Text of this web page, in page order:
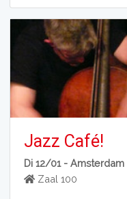
Jazz Café!
Di 12/01 -Amsterdam
Zaal 100